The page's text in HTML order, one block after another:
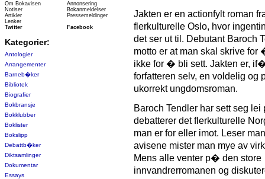
Om Bokavisen
Annonsering
Notiser
Bokanmeldelser
Artikler
Pressemeldinger
Lenker
Twitter
Facebook
Kategorier:
Antologier
Arrangementer
Barneb�ker
Bibliotek
Biografier
Bokbransje
Bokklubber
Boklister
Bokslipp
Debattb�ker
Diktsamlinger
Dokumentar
Essays
Jakten er en actionfylt roman
flerkulturelle Oslo, hvor
det ser ut til. Debutant Baroch
motto er at man skal skrive
ikke for � bli sett. Jakten er,
forfatteren selv, en voldelig og
ukorrekt ungdomsroman.
Baroch Tendler har sett seg
debatterer det flerkulturelle
man er for eller imot. Leser
avisene mister man mye av
Mens alle venter p� den store
innvandrerromanen og